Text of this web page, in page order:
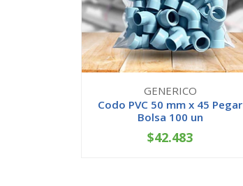
GENERICO
Codo PVC 50 mm x 45 Pegar
Bolsa 100 un
+
$42.483